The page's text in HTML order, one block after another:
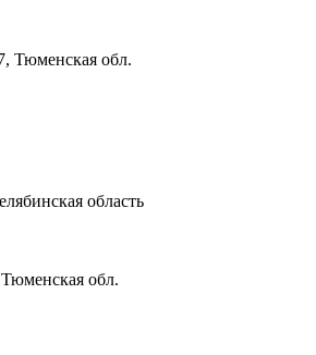
Тюменская обл.
область
обл.